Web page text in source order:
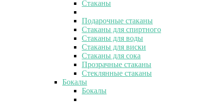
Стаканы
Подарочные стаканы
Стаканы для спиртного
Стаканы для воды
Стаканы для виски
Стаканы для сока
Прозрачные стаканы
Стеклянные стаканы
Бокалы
Бокалы